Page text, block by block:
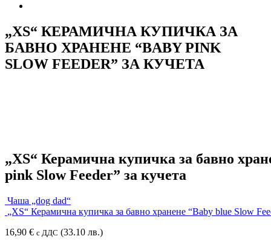
„XS“ КЕРАМИЧНА КУПИЧКА ЗА
БАВНО ХРАНЕНЕ “BABY PINK
SLOW FEEDER” ЗА КУЧЕТА
„XS“ Керамична купичка за бавно
pink Slow Feeder” за кучета
Чаша „dog dad“
„XS“ Керамична купичка за бавно хранене “Baby blue Slow
16,90 € с ДДС (33.10 лв.)